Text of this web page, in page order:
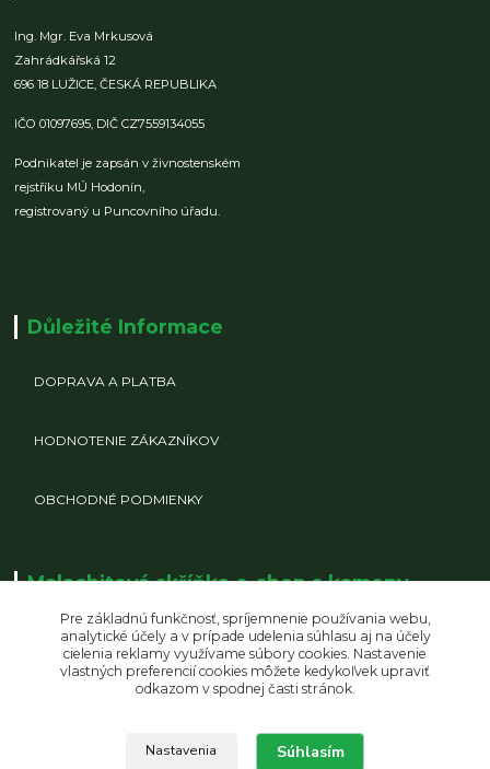
Ing. Mgr. Eva Mrkusová
Zahrádkářská 12
696 18 LUŽICE,ČESKÁ REPUBLIKA
IČO 01097695, DIČ CZ7559134055
Podnikatel je zapsán v živnostenském
rejstříku MÚ Hodonín,
registrovaný u Puncovního úřadu.
Důležité Informace
DOPRAVA A PLATBA
HODNOTENIE ZÁKAZNÍKOV
OBCHODNÉ PODMIENKY
Malachitová skříňka e-shop s kameny,
+420 723 381 870
Pre základnú funkčnosť, spríjemnenie používania webu,
analytické účely a v prípade udelenia súhlasu aj na účely
cielenia reklamy využívame súbory cookies. Nastavenie
vlastných preferencií cookies môžete kedykoľvek upraviť
odkazom v spodnej časti stránok.
Nastavenia Súhlasím